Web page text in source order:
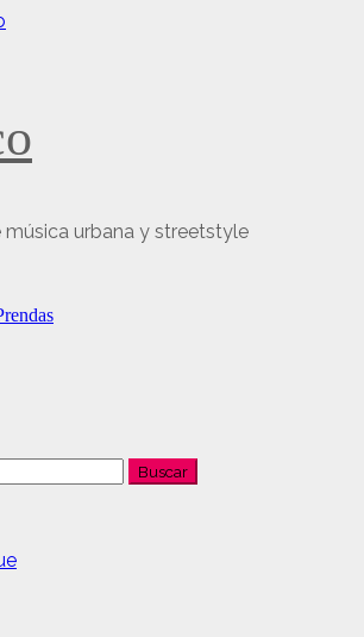
urbana y streetstyle